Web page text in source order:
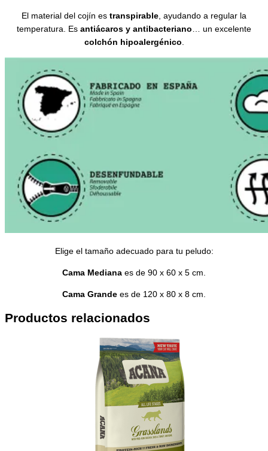
El material del cojín es transpirable, ayudando a regular la
temperatura. Es antiácaros y antibacteriano… un excelente
colchón hipoalergénico.
Elige el tamaño adecuado para tu peludo:
Cama Mediana es de 90 x 60 x 5 cm.
Cama Grande es de 120 x 80 x 8 cm.
Productos relacionados